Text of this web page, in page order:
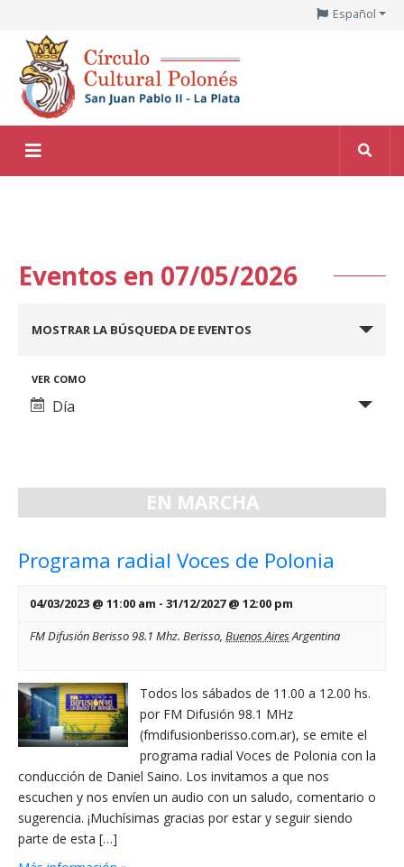
Español
Eventos en 07/05/2026
Navegación
búsqueda
y
de
Eventos
MOSTRAR LA BÚSQUEDA DE EVENTOS
Navegación
de
VER COMO
Día
EN MARCHA
Programa radial Voces de Polonia
04/03/2023 @ 11:00 am - 31/12/2027 @ 12:00 pm
FM Difusión Berisso 98.1 Mhz. Berisso, Buenos AiresArgentina
Todos los sábados de 11.00 a 12.00 hs.
por FM Difusión 98.1 MHz
(fmdifusionberisso.com.ar), se emite el
programa radial Voces de Polonia con la
conducción de Daniel Saino. Los invitamos a que nos
escuchen y nos envíen un audio con un saludo, comentario o
sugerencia. ¡Muchísimas gracias por estar y seguir siendo
parte de esta […]